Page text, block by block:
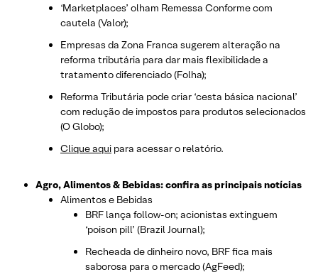
‘Marketplaces’ olham Remessa Conforme com
cautela (Valor);
Empresas da Zona Franca sugerem alteração na
reforma tributária para dar mais flexibilidade a
tratamento diferenciado (Folha);
Reforma Tributária pode criar ‘cesta básica nacional’
com redução de impostos para produtos selecionados
(O Globo);
Clique aqui para acessar o relatório.
Agro, Alimentos & Bebidas: confira as principais notícias
Alimentos e Bebidas
BRF lança follow-on; acionistas extinguem
‘poison pill’ (Brazil Journal);
Recheada de dinheiro novo, BRF fica mais
saborosa para o mercado (AgFeed);